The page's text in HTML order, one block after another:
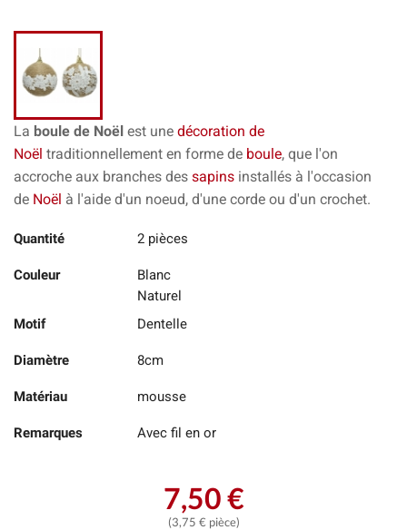
La boule de Noël est une décoration de
Noël traditionnellement en forme de boule, que l'on
accroche aux branches des sapins installés à l'occasion
de Noël à l'aide d'un noeud, d'une corde ou d'un crochet.
Quantité 2 pièces
Couleur
Blanc
Naturel
Motif
Dentelle
Diamètre 8cm
Matériau mousse
Remarques Avec fil en or
7,50 €
(3,75 € pièce)